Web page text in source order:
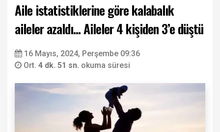
Aile istatistiklerine göre kalabalık
aileler azaldı... Aileler 4 kişiden 3’e düştü
16 Mayıs, 2024, Perşembe 09:36
Ort. 4 dk. 51 sn. okuma süresi